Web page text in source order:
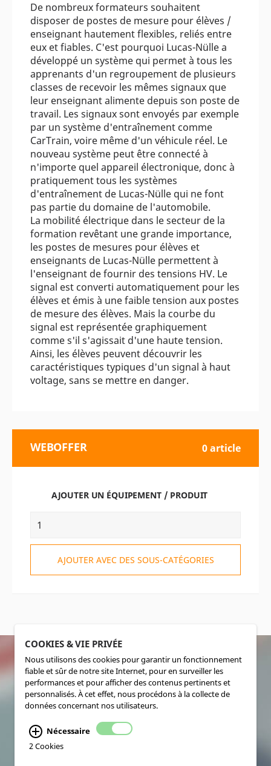
De nombreux formateurs souhaitent
disposer de postes de mesure pour élèves /
enseignant hautement flexibles, reliés entre
eux et fiables. C'est pourquoi Lucas-Nülle a
développé un système qui permet à tous les
apprenants d'un regroupement de plusieurs
classes de recevoir les mêmes signaux que
leur enseignant alimente depuis son poste de
travail. Les signaux sont envoyés par exemple
par un système d'entraînement comme
CarTrain, voire même d'un véhicule réel. Le
nouveau système peut être connecté à
n'importe quel appareil électronique, donc à
pratiquement tous les systèmes
d'entraînement de Lucas-Nülle qui ne font
pas partie du domaine de l'automobile.
La mobilité électrique dans le secteur de la
formation revêtant une grande importance,
les postes de mesures pour élèves et
enseignants de Lucas-Nülle permettent à
l'enseignant de fournir des tensions HV. Le
signal est converti automatiquement pour les
élèves et émis à une faible tension aux postes
de mesure des élèves. Mais la courbe du
signal est représentée graphiquement
comme s'il s'agissait d'une haute tension.
Ainsi, les élèves peuvent découvrir les
caractéristiques typiques d'un signal à haut
voltage, sans se mettre en danger.
WEBOFFER 0 article
AJOUTER UN ÉQUIPEMENT / PRODUIT
AJOUTER AVEC DES SOUS-CATÉGORIES
SOCIALMEDIA
COOKIES & VIE PRIVÉE
Nous utilisons des cookies pour garantir un fonctionnement
fiable et sûr de notre site Internet, pour en surveiller les
performances et pour afficher des contenus pertinents et
personnalisés. À cet effet, nous procédons à la collecte de
données concernant nos utilisateurs.
Nécessaire
2 Cookies